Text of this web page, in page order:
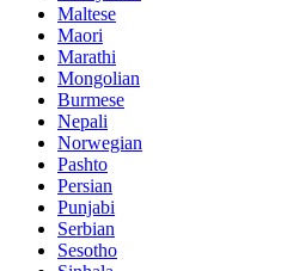
Maltese
Maori
Marathi
Mongolian
Burmese
Nepali
Norwegian
Pashto
Persian
Punjabi
Serbian
Sesotho